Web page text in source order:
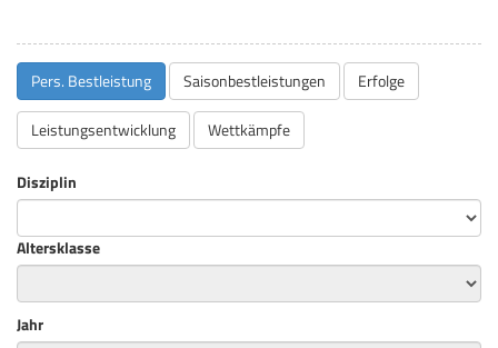
Pers. Bestleistung Saisonbestleistungen Erfolge
Leistungsentwicklung Wettkämpfe
Disziplin
Altersklasse
Jahr